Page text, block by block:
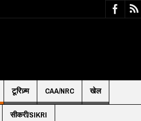
टूरिज़्म CAA/NRC खेल
सीकरी/SIKRI